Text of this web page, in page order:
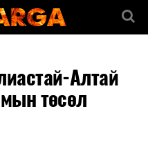
Алтай
төсөл